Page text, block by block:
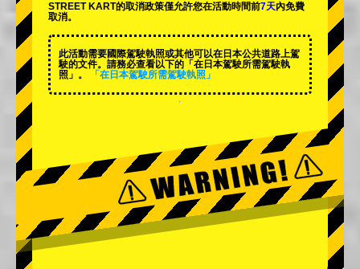
STREET KART的取消政策僅允許您在活動時間前7天內免費
取消。
此活動需要國際駕駛執照或其他可以在日本公共道路上駕
駛的文件。請務必查看以下的「在日本駕駛所需駕駛執
照」。
「在日本駕駛所需駕駛執照」